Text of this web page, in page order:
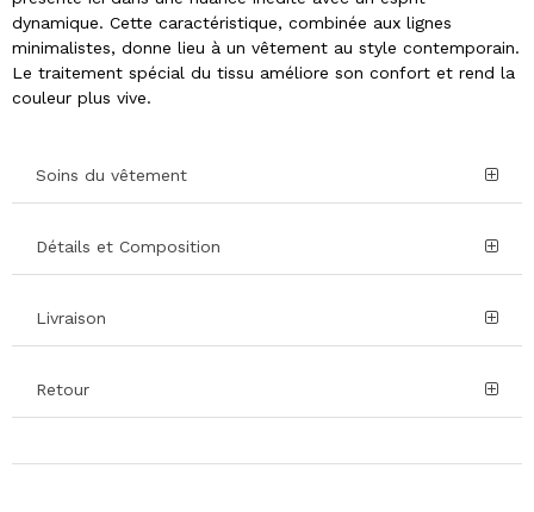
dynamique. Cette caractéristique, combinée aux lignes
minimalistes, donne lieu à un vêtement au style contemporain.
Le traitement spécial du tissu améliore son confort et rend la
couleur plus vive.
Soins du vêtement
Détails et Composition
Livraison
Retour